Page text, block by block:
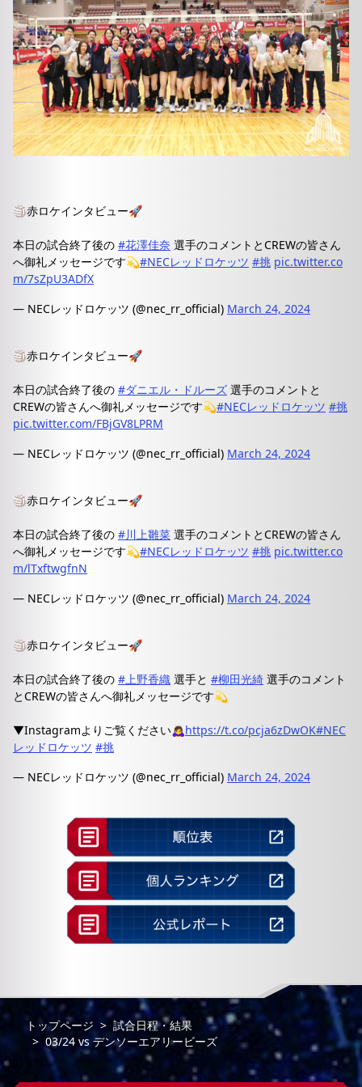
🏐赤ロケインタビュー🚀
本日の試合終了後の #花澤佳奈 選手のコメントとCREWの皆さん
へ御礼メッセージです💫#NECレッドロケッツ #挑 pic.twitter.co
m/7sZpU3ADfX
— NECレッドロケッツ (@nec_rr_official) March 24, 2024
🏐赤ロケインタビュー🚀
本日の試合終了後の #ダニエル・ドルーズ 選手のコメントと
CREWの皆さんへ御礼メッセージです💫#NECレッドロケッツ #挑
pic.twitter.com/FBjGV8LPRM
— NECレッドロケッツ (@nec_rr_official) March 24, 2024
🏐赤ロケインタビュー🚀
本日の試合終了後の #川上雛菜 選手のコメントとCREWの皆さん
へ御礼メッセージです💫#NECレッドロケッツ #挑 pic.twitter.co
m/lTxftwgfnN
— NECレッドロケッツ (@nec_rr_official) March 24, 2024
🏐赤ロケインタビュー🚀
本日の試合終了後の #上野香織 選手と #柳田光綺 選手のコメント
とCREWの皆さんへ御礼メッセージです💫
▼Instagramよりご覧ください🙇‍♀️https://t.co/pcja6zDwOK#NEC
レッドロケッツ #挑
— NECレッドロケッツ (@nec_rr_official) March 24, 2024
トップページ
試合日程・結果
03/24 vs デンソーエアリービーズ